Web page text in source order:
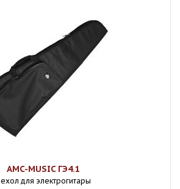
AMC-MUSIC ГЭ4.1
для электрогитары